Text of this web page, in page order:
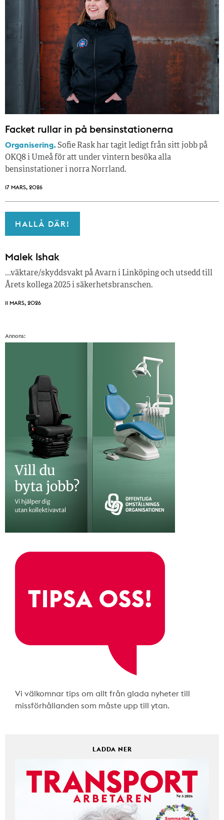
Facket rullar in på bensinstationerna
Organisering.Sofie Rask har tagit ledigt från sitt jobb på
OKQ8 i Umeå för att under vintern besöka alla
bensinstationer i norra Norrland.
17 MARS, 2026
HALLÅ DÄR!
Malek Ishak
…väktare/skyddsvakt på Avarn i Linköping och utsedd till
Årets kollega 2025 i säkerhetsbranschen.
11 MARS, 2026
Annons:
Vi välkomnar tips om allt från glada nyheter till
missförhållanden som måste upp till ytan.
LADDA NER